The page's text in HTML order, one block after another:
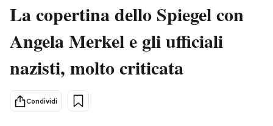
Italia
Politica
Tecnologia
Scienza
Moda
Consumismi
Storie/Idee
La copertina dello Spiegel con
Angela Merkel e gli ufficiali
nazisti, molto criticata
Condividi